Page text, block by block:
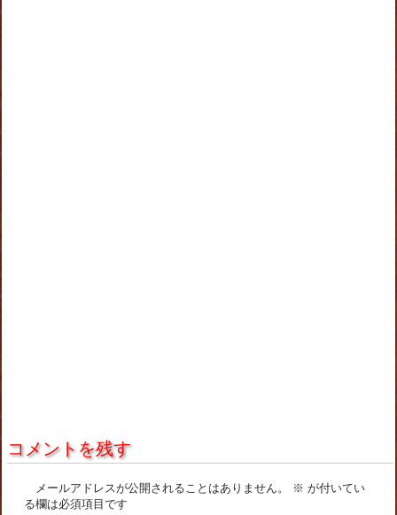
コメントを残す
メールアドレスが公開されることはありません。 ※ が付いてい
る欄は必須項目です